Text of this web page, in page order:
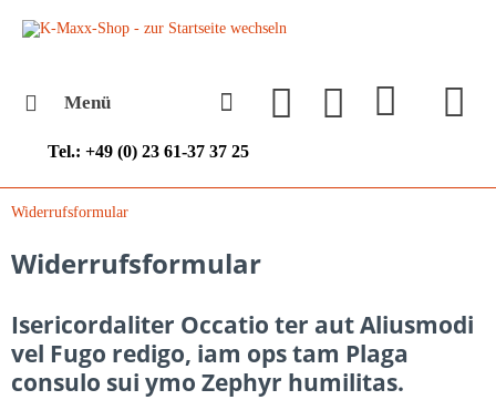
Tel.: +49 (0) 23 61-37 37 25
Menü
Widerrufsformular
Widerrufsformular
Isericordaliter Occatio ter aut Aliusmodi
vel Fugo redigo, iam ops tam Plaga
consulo sui ymo Zephyr humilitas.